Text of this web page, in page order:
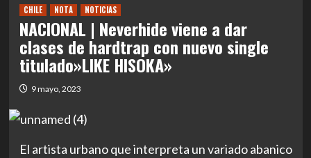
CHILE NOTA NOTICIAS
NACIONAL | Neverhide viene a dar
clases de hardtrap con nuevo single
titulado»LIKE HISOKA»
9 mayo, 2023
El artista urbano que interpreta un variado abanico